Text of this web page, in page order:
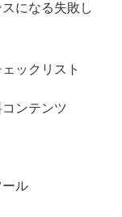
になる失敗し
ックリスト
ンテンツ
ル